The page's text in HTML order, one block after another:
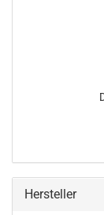
Hersteller